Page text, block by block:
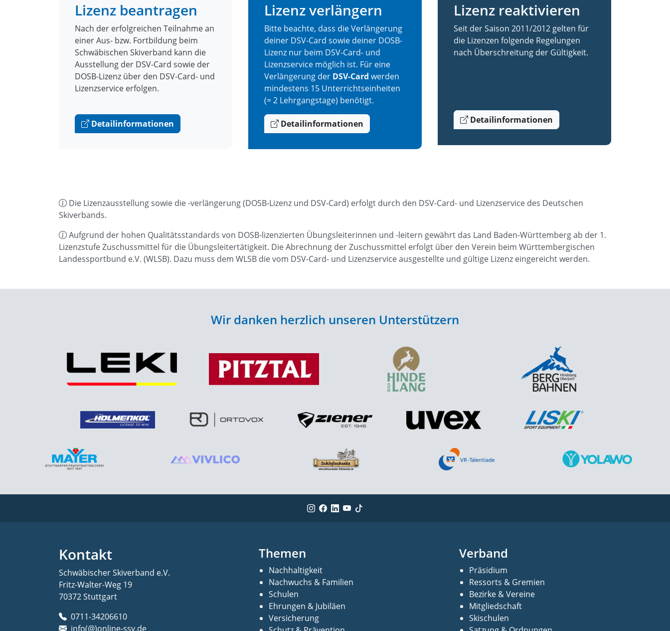
Lizenz beantragen
Nach der erfolgreichen Teilnahme an
einer Aus- bzw. Fortbildung beim
Schwäbischen Skiverband kann die
Ausstellung der DSV-Card sowie der
DOSB-Lizenz über den DSV-Card- und
Lizenzservice erfolgen.
Detailinformationen
Lizenz verlängern
Bitte beachte, dass die Verlängerung
deiner DSV-Card sowie deiner DOSB-
Lizenz nur beim DSV-Card- und
Lizenzservice möglich ist. Für eine
Verlängerung der DSV-Card werden
mindestens 15 Unterrichtseinheiten
(= 2 Lehrgangstage) benötigt.
Detailinformationen
Lizenz reaktivieren
Seit der Saison 2011/2012 gelten für
die Lizenzen folgende Regelungen
nach Überschreitung der Gültigkeit.
Detailinformationen
Die Lizenzausstellung sowie die -verlängerung (DOSB-Lizenz und DSV-Card) erfolgt durch den DSV-Card- und Lizenzservice des Deutschen
Skiverbands.
Aufgrund der hohen Qualitätsstandards von DOSB-lizenzierten Übungsleiterinnen und -leitern gewährt das Land Baden-Württemberg ab der 1.
Lizenzstufe Zuschussmittel für die Übungsleitertätigkeit. Die Abrechnung der Zuschussmittel erfolgt über den Verein beim Württembergischen
Landessportbund e.V. (WLSB). Dazu muss dem WLSB die vom DSV-Card- und Lizenzservice ausgestellte und gültige Lizenz eingereicht werden.
Wir danken herzlich unseren Unterstützern
Kontakt
Schwäbischer Skiverband e.V.
Fritz-Walter-Weg 19
70372 Stuttgart
0711-34206610
info(@)online-ssv.de
Themen
Nachhaltigkeit
Nachwuchs & Familien
Schulen
Ehrungen & Jubiläen
Versicherung
Verband
Präsidium
Ressorts & Gremien
Bezirke & Vereine
Mitgliedschaft
Skischulen